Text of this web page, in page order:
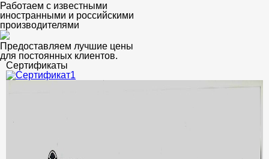
Работаем с известными
иностранными и российскими
производителями
Предоставляем лучшие цены
для постоянных клиентов.
Сертификаты